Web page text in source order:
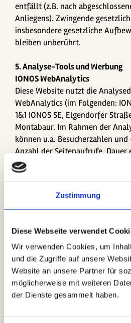
Zustimmung
Diese Webseite verwendet
Wir verwenden Cookies, um
und die Zugriffe auf unsere
Website an unsere Partner für
möglicherweise mit weiteren
der Dienste gesammelt haben.
entfällt (z.B. nach
Anliegens). Zwingende
insbesondere gesetzliche
bleiben unberührt.
5. Analyse-Tools und Werbung
IONOS WebAnalytics
Diese Website nutzt die
WebAnalytics (im Folgenden:
1&1 IONOS SE, Elgendorfer
Montabaur. Im Rahmen der
können u.a. Besucherzahlen
Anzahl der Seitenaufrufe, Dauer
Webseitenbesuchs,
(d. h., von welcher Seite der
und Betriebssystemversionen)
diesem Zweck speichert IONOS
angeforderte Webseite oder
Browsertyp und
verwendetes Betriebssystem